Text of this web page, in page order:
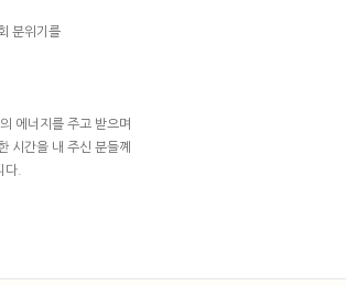
분위기를
에너지를 주고 받으며
시간을 내 주신 분들꼐
다.